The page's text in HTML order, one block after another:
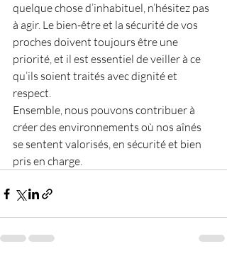
quelque chose d’inhabituel, n’hésitez pas
à agir. Le bien-être et la sécurité de vos
proches doivent toujours être une
priorité, et il est essentiel de veiller à ce
qu’ils soient traités avec dignité et
respect.
Ensemble, nous pouvons contribuer à
créer des environnements où nos aînés
se sentent valorisés, en sécurité et bien
pris en charge.